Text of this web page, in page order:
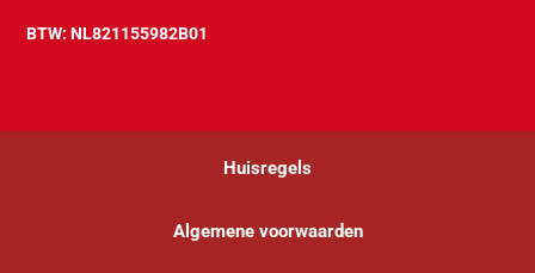
BTW: NL821155982B01
Huisregels
Algemene voorwaarden